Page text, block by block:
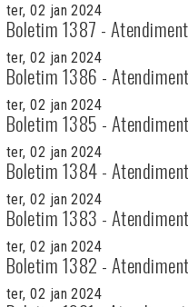
ter, 02 jan 2024
Boletim 1387 -
ter, 02 jan 2024
Boletim 1386 -
ter, 02 jan 2024
Boletim 1385 -
ter, 02 jan 2024
Boletim 1384 -
ter, 02 jan 2024
Boletim 1383 -
ter, 02 jan 2024
Boletim 1382 -
ter, 02 jan 2024